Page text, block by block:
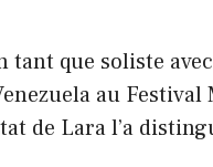
tant que soliste
au
de Lara l’a